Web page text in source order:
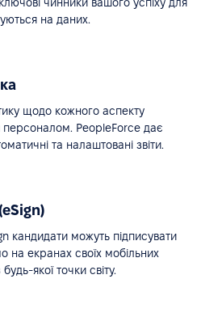
на даних.
щодо кожного аспекту
персоналом. PeopleForce дає
та налаштовані звіти.
кандидати можуть підписувати
на екранах своїх мобільних
якої точки світу.